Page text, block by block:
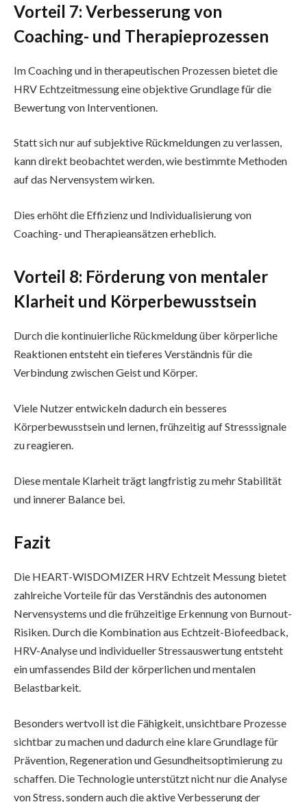
Vorteil 7: Verbesserung von
Coaching- und Therapieprozessen
Im Coaching und in therapeutischen Prozessen bietet die
HRV Echtzeitmessung eine objektive Grundlage für die
Bewertung von Interventionen.
Statt sich nur auf subjektive Rückmeldungen zu verlassen,
kann direkt beobachtet werden, wie bestimmte Methoden
auf das Nervensystem wirken.
Dies erhöht die Effizienz und Individualisierung von
Coaching- und Therapieansätzen erheblich.
Vorteil 8: Förderung von mentaler
Klarheit und Körperbewusstsein
Durch die kontinuierliche Rückmeldung über körperliche
Reaktionen entsteht ein tieferes Verständnis für die
Verbindung zwischen Geist und Körper.
Viele Nutzer entwickeln dadurch ein besseres
Körperbewusstsein und lernen, frühzeitig auf Stresssignale
zu reagieren.
Diese mentale Klarheit trägt langfristig zu mehr Stabilität
und innerer Balance bei.
Fazit
Die HEART-WISDOMIZER HRV Echtzeit Messung bietet
zahlreiche Vorteile für das Verständnis des autonomen
Nervensystems und die frühzeitige Erkennung von Burnout-
Risiken. Durch die Kombination aus Echtzeit-Biofeedback,
HRV-Analyse und individueller Stressauswertung entsteht
ein umfassendes Bild der körperlichen und mentalen
Belastbarkeit.
Besonders wertvoll ist die Fähigkeit, unsichtbare Prozesse
sichtbar zu machen und dadurch eine klare Grundlage für
Prävention, Regeneration und Gesundheitsoptimierung zu
schaffen. Die Technologie unterstützt nicht nur die Analyse
von Stress, sondern auch die aktive Verbesserung der